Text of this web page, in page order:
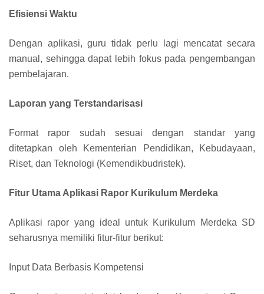
Efisiensi Waktu
Dengan aplikasi, guru tidak perlu lagi mencatat secara
manual, sehingga dapat lebih fokus pada pengembangan
pembelajaran.
Laporan yang Terstandarisasi
Format rapor sudah sesuai dengan standar yang
ditetapkan oleh Kementerian Pendidikan, Kebudayaan,
Riset, dan Teknologi (Kemendikbudristek).
Fitur Utama Aplikasi Rapor Kurikulum Merdeka
Aplikasi rapor yang ideal untuk Kurikulum Merdeka SD
seharusnya memiliki fitur-fitur berikut:
Input Data Berbasis Kompetensi